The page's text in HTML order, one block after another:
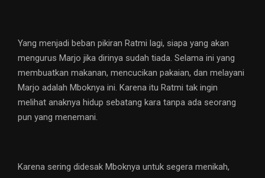
Yang menjadi beban pikiran Ratmi lagi, siapa yang akan
mengurus Marjo jika dirinya sudah tiada. Selama ini yang
membuatkan makanan, mencucikan pakaian, dan melayani
Marjo adalah Mboknya ini. Karena itu Ratmi tak ingin
melihat anaknya hidup sebatang kara tanpa ada seorang
pun yang menemani.
Karena sering didesak Mboknya untuk segera menikah,